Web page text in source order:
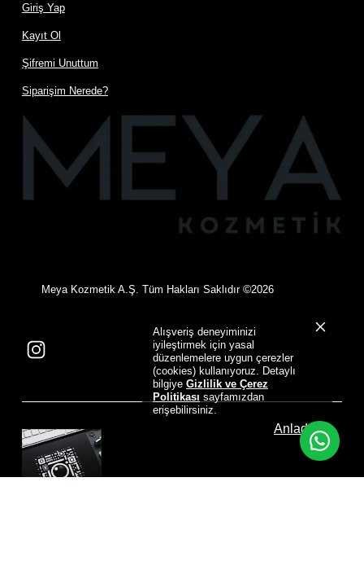
Alışveriş deneyiminizi
iyileştirmek için yasal
düzenlemelere uygun çerezler
(cookies) kullanıyoruz. Detaylı
bilgiye Gizlilik ve Çerez
Politikası sayfamızdan
erişebilirsiniz.
Anladım
Giriş Yap
Kayıt Ol
Şifremi Unuttum
Siparişim Nerede?
Meya Kozmetik A.Ş. Tüm Hakları Saklıdır ©2026